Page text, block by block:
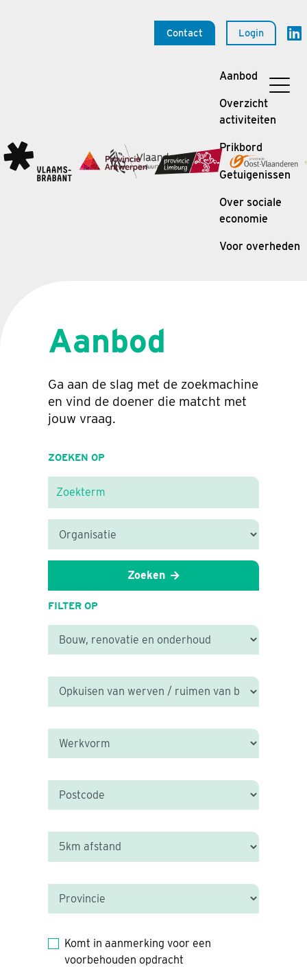
Contact Login
Aanbod
Overzicht
activiteiten
Prikbord
Getuigenissen
Over sociale
economie
Voor overheden
Aanbod
Ga aan de slag met de zoekmachine
en vind de doener die matcht met
jouw vraag.
ZOEKEN OP
Zoeken
FILTER OP
Komt in aanmerking voor een
voorbehouden opdracht